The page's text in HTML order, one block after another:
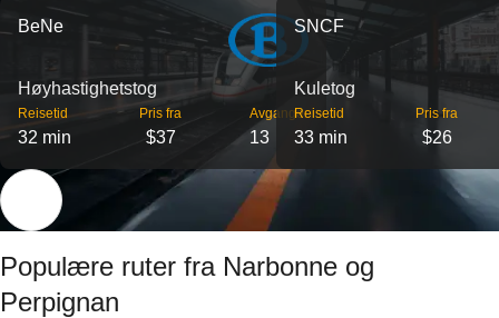
BeNe
Høyhastighetstog
Reisetid
32 min
Pris fra
$37
Avganger
13
SNCF
Kuletog
Reisetid
33 min
Pris fra
$26
Populære ruter fra Narbonne og
Perpignan